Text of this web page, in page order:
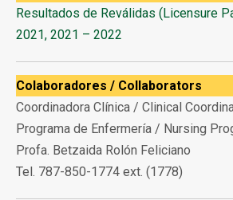
Resultados de Reválidas (Licensure
2021, 2021 – 2022
Colaboradores / Collaborators
Coordinadora Clínica / Clinical
Programa de Enfermería / Nursing
Profa. Betzaida Rolón Feliciano
Tel. 787-850-1774 ext. (1778)